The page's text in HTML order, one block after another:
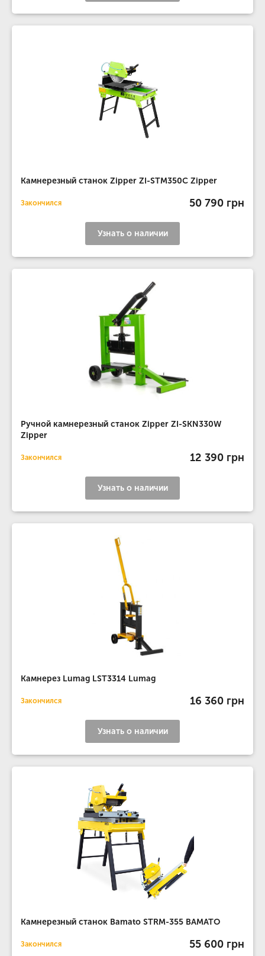
Камнерезный станок Zipper ZI-STM350C Zipper
Закончился 50 790 грн
Узнать о наличии
Ручной камнерезный станок Zipper ZI-SKN330W
Zipper
Закончился 12 390 грн
Узнать о наличии
Камнерез Lumag LST3314 Lumag
Закончился 16 360 грн
Узнать о наличии
Камнерезный станок Bamato STRM-355 BAMATO
Закончился 55 600 грн